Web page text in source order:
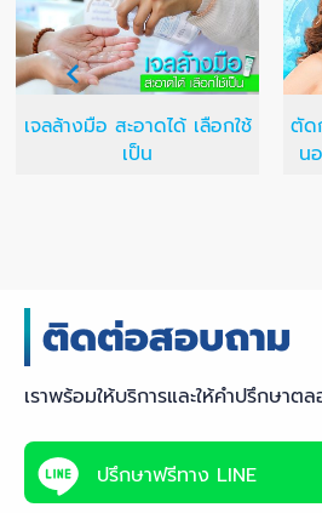
เจลล้างมือ สะอาดได้ เลือกใช้
เป็น
ตัด
น
เราพร้อมให้บริการและให้คำปรึกษาต
ปรึกษาฟรีทาง LINE